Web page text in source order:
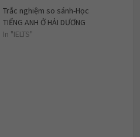
Trắc nghiệm so sánh-Học
TIẾNG ANH Ở HẢI DƯƠNG
In "IELTS"